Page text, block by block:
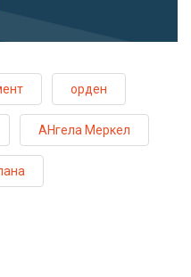
орден
АНгела Меркел